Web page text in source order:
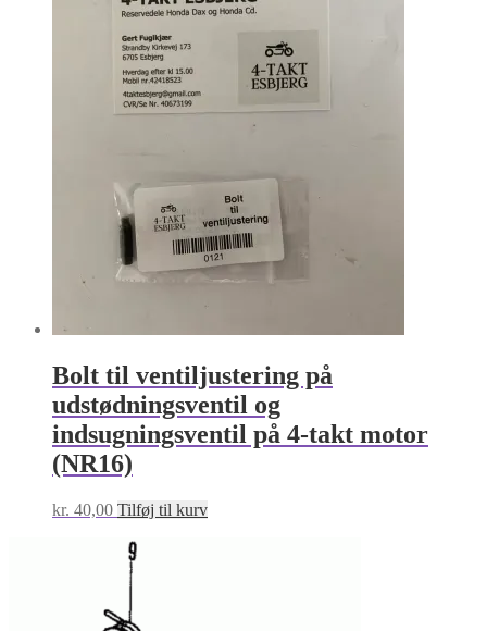
Bolt til ventiljustering på
udstødningsventil og
indsugningsventil på 4-takt motor
(NR16)
kr. 40,00 Tilføj til kurv